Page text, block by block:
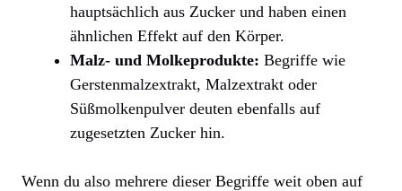
hauptsächlich aus Zucker und haben einen
ähnlichen Effekt auf den Körper.
Malz- und Molkeprodukte: Begriffe wie
Gerstenmalzextrakt, Malzextrakt oder
Süßmolkenpulver deuten ebenfalls auf
zugesetzten Zucker hin.
Wenn du also mehrere dieser Begriffe weit oben auf